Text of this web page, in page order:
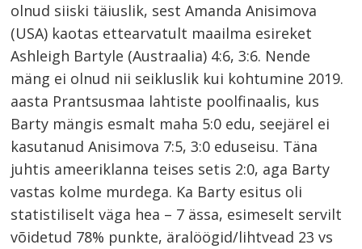
olnud siiski täiuslik, sest Amanda Anisimova
(USA) kaotas ettearvatult maailma esireket
Ashleigh Bartyle (Austraalia) 4:6, 3:6. Nende
mäng ei olnud nii seikluslik kui kohtumine 2019.
aasta Prantsusmaa lahtiste poolfinaalis, kus
Barty mängis esmalt maha 5:0 edu, seejärel ei
kasutanud Anisimova 7:5, 3:0 eduseisu. Täna
juhtis ameeriklanna teises setis 2:0, aga Barty
vastas kolme murdega. Ka Barty esitus oli
statistiliselt väga hea – 7 ässa, esimeselt servilt
võidetud 78% punkte, äralöögid/lihtvead 23 vs